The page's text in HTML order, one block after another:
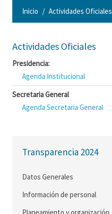
Inicio Actividades Oficiales
Actividades Oficiales
Presidencia:
Agenda Institucional
Secretaria General
Agenda Secretaria General
Transparencia 2024
Datos Generales
Información de personal